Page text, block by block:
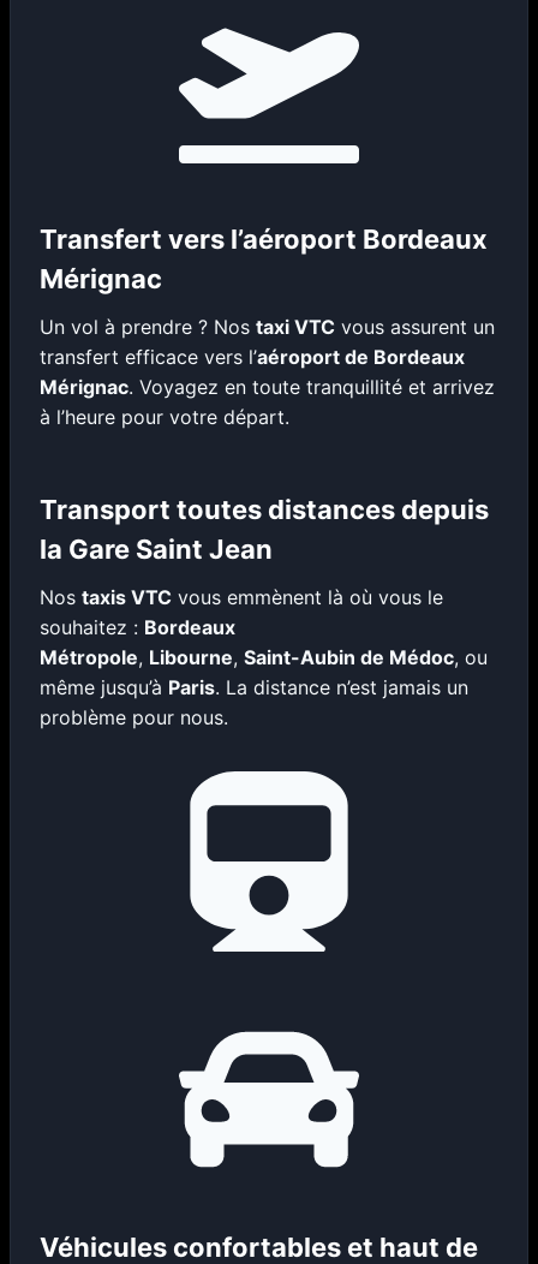
Transfert vers l’aéroport Bordeaux
Mérignac
Un vol à prendre ? Nostaxi VTC vous assurent un
transfert efficace vers l’aéroport de Bordeaux
Mérignac. Voyagez en toute tranquillité et arrivez
à l’heure pour votre départ.
Transport toutes distances depuis
la Gare Saint Jean
Nostaxis VTC vous emmènent là où vous le
souhaitez : Bordeaux
Métropole, Libourne,Saint-Aubin de Médoc, ou
même jusqu’à Paris. La distance n’est jamais un
problème pour nous.
Véhicules confortables et haut de